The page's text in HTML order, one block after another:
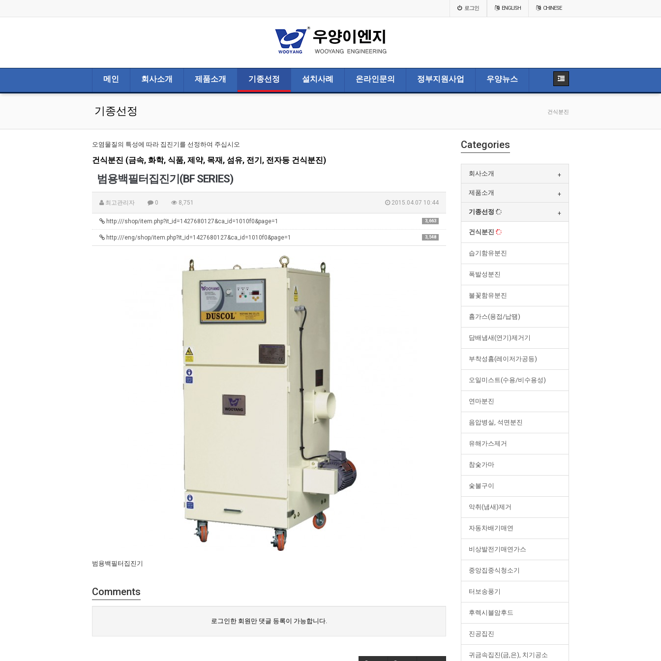
로그인 ENGLISH CHINESE
메인 회사소개 제품소개 기종선정 설치사례 온라인문의 정부지원사업 우양뉴스
기종선정 건식분진
오염물질의 특성에 따라 집진기를 선정하여 주십시오
건식분진 (금속, 화학, 식품, 제약, 목재, 섬유, 전기, 전자등 건식분진)
범용백필터집진기(BF SERIES)
최고관리자 0 8,751 2015.04.07 10:44
3,663
http:///shop/item.php?it_id=1427680127&ca_id=1010f0&page=1
3,548
http:///eng/shop/item.php?it_id=1427680127&ca_id=1010f0&page=1
범용백필터집진기
Comments
로그인한 회원만 댓글 등록이 가능합니다.
Categories
회사소개
제품소개
기종선정
건식분진
습기함유분진
폭발성분진
불꽃함유분진
흄가스(용접/납땜)
담배냄새(연기)제거기
부착성흄(레이저가공등)
오일미스트(수용/비수용성)
연마분진
음압병실, 석면분진
유해가스제거
참숯가마
숯불구이
악취(냄새)제거
자동차배기매연
비상발전기매연가스
중앙집중식청소기
터보송풍기
후렉시블암후드
진공집진
귀금속집진(금,은), 치기공소